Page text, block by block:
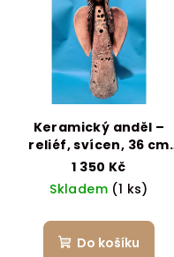
Keramický anděl –
reliéf, svícen, 36 cm
(ruční práce)#GIFT#
dárek
1 350 Kč
Skladem (1 ks)
Do košíku